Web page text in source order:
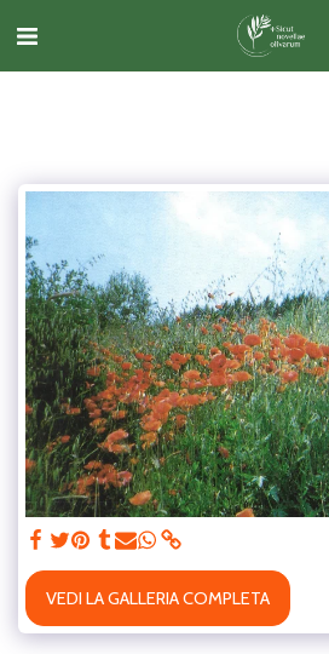
VEDI LA GALLERIA COMPLETA